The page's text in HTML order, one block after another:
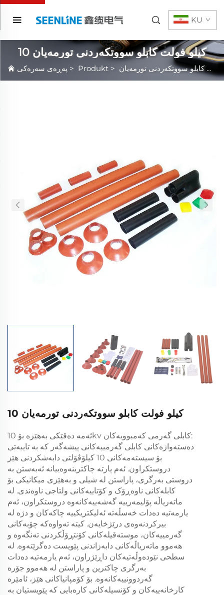
KU
10 كيلو فولت كابلو سووتكه‌ردنى تورمه‌يان
پەڕەی سەرەکی > Produkt >
10 كيلو فولت كابلو سووتكه‌ردنى تورمه‌يان
ئەمە دەقێکی بەهێزە بۆ 10kv کابلی گەرمی کەمبوویەکان:
دەستەواژەکانی کابلی گەرمییەکانی پیشەگەر کە بە تایبەتی
بۆ سیستەمەکانی 10 کیلۆڤۆلتی دابەشکردنی هێز
دروستکراون. ئەم پارتە چاکترینەوەییانە ئەبەستن بە
دروستی بەرگری، پاراستن لە شیلی و بەهێزی میکانیکی بۆ
کابلەکانی ناوەڕۆک و کۆتاییەکانی ولتاجی ناوەندی. لە
ماتەریاڵە پۆلیمەرییە گەشەییەکانەوە دروستکراون، ئەم
یارمەتیە دەدات خەسڵەتە ئەلیکتریکییە چاکەکان و دژە لە
بیرکردنەوەی درێژخایەن. کیتە تەواوەکە چۆبەکانی
گەرمییەکان، موستەقیلەکانی کۆنتڕۆڵکردنی تەنگەوە و
هەموو ماتەریاڵەکانی دابەزاندنی پێویست دەگرێتەوە. لە
سطحی نێودەوڵەتیەکان داڕێژراون، ئەم یارمەتیە دەدات
بەرگری چاکترین و پاراستن لە هەموو جۆرە
گەردوونییەکانەوە. بۆ کۆمپانیاکانی هێز، ئامێرە
کارخانەییەکان و کۆنسیلەکانی کارەبایی کە پێویستیان بە